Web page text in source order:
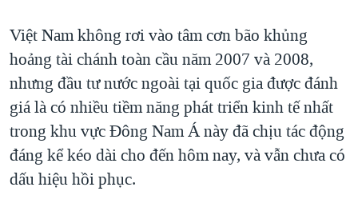
Việt Nam không rơi vào tâm cơn bão khủng
hoảng tài chánh toàn cầu năm 2007 và 2008,
nhưng đầu tư nước ngoài tại quốc gia được đánh
giá là có nhiều tiềm năng phát triển kinh tế nhất
trong khu vực Đông Nam Á này đã chịu tác động
đáng kể kéo dài cho đến hôm nay, và vẫn chưa có
dấu hiệu hồi phục.